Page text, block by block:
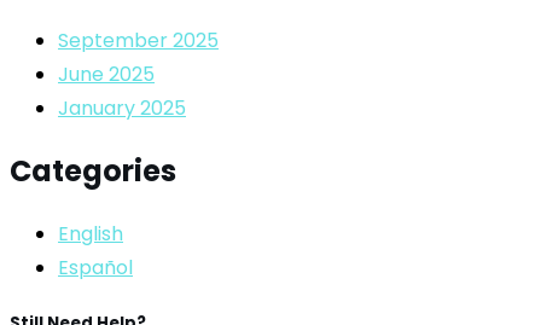
September 2025
June 2025
January 2025
Categories
English
Español